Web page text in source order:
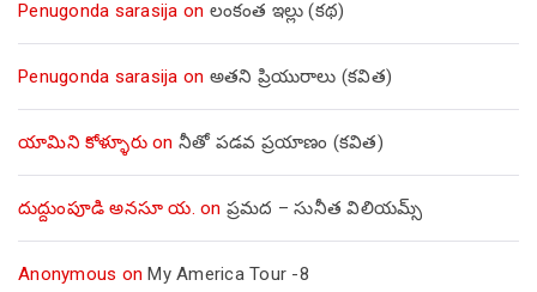
Penugonda sarasija on లంకంత ఇల్లు (కథ)
Penugonda sarasija on అతని ప్రియురాలు (కవిత)
యామిని కోళ్ళూరుon నీతో పడవ ప్రయాణం (కవిత)
దుద్దుంపూడి అనసూ య. on ప్రమద – సునీత విలియమ్స్
Anonymous onMy America Tour -8